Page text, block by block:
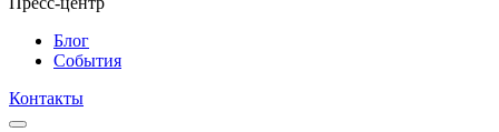
Блог
События
Контакты